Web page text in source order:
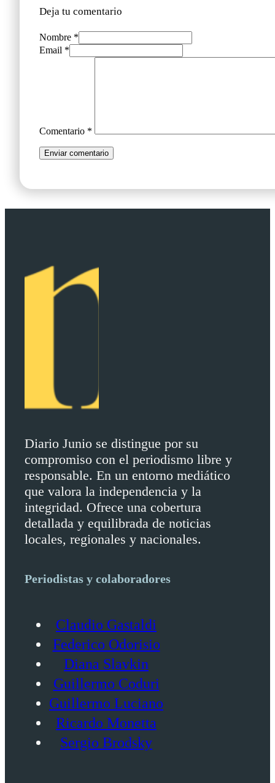
Deja tu comentario
Nombre *
Email *
Comentario *
Diario Junio se distingue por su
compromiso con el periodismo libre y
responsable. En un entorno mediático
que valora la independencia y la
integridad. Ofrece una cobertura
detallada y equilibrada de noticias
locales, regionales y nacionales.
Periodistas y colaboradores
Claudio Gastaldi
Federico Odorisio
Diana Slavkin
Guillermo Coduri
Guillermo Luciano
Ricardo Monetta
Sergio Brodsky